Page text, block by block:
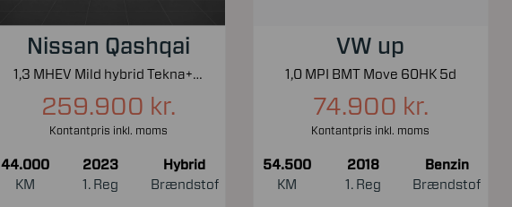
Nissan Qashqai
1,3 MHEV Mild hybrid Tekna+ X-Tronic 158HK 5d 7g Aut.
259.900 kr.
Kontantpris inkl. moms
44.000
KM
2023
1. Reg
Hybrid
Brændstof
VW up
1,0 MPI BMT Move 60HK 5d
74.900 kr.
Kontantpris inkl. moms
54.500
KM
2018
1. Reg
Benzin
Brændstof